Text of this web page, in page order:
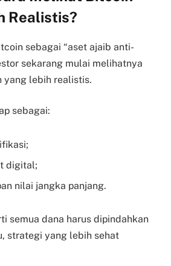
Realistis?
sebagai “aset ajaib anti-
sekarang mulai melihatnya
yang lebih realistis.
sebagai:
digital;
nilai jangka panjang.
semua dana harus dipindahkan
strategi yang lebih sehat